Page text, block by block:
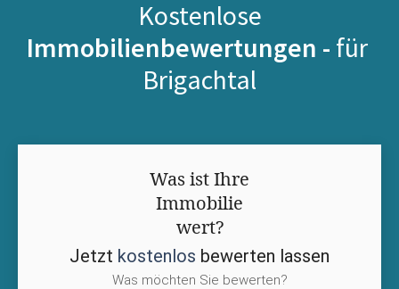
Kostenlose
Immobilienbewertungen - für
Brigachtal
Was ist Ihre
Immobilie
wert?
Jetzt kostenlos bewerten lassen
Was möchten Sie bewerten?